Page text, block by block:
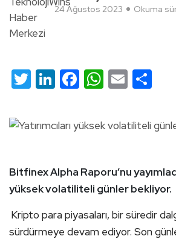
24 Ağustos 2023 Okuma
Twitter
LinkedIn
Facebook
Email
Bitfinex Alpha Raporu’nu
yüksek volatiliteli günler bekliyor.
Kripto para piyasaları, bir süredir
sürdürmeye devam ediyor. Son